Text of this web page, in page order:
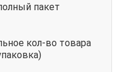
пакет
кол-во товара